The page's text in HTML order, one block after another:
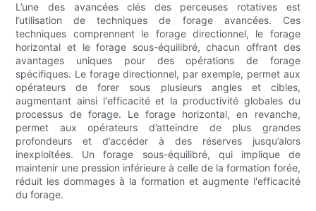
L’une des avancées clés des perceuses rotatives est
l’utilisation de techniques de forage avancées. Ces
techniques comprennent le forage directionnel, le forage
horizontal et le forage sous-équilibré, chacun offrant des
avantages uniques pour des opérations de forage
spécifiques. Le forage directionnel, par exemple, permet aux
opérateurs de forer sous plusieurs angles et cibles,
augmentant ainsi l'efficacité et la productivité globales du
processus de forage. Le forage horizontal, en revanche,
permet aux opérateurs d’atteindre de plus grandes
profondeurs et d’accéder à des réserves jusqu’alors
inexploitées. Un forage sous-équilibré, qui implique de
maintenir une pression inférieure à celle de la formation forée,
réduit les dommages à la formation et augmente l'efficacité
du forage.